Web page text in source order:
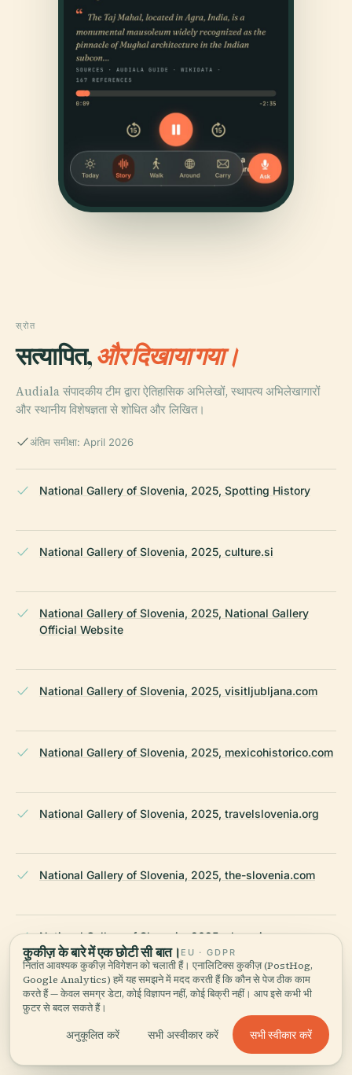
स्रोत
सत्यापित,और दिखाया गया।
Audiala संपादकीय टीम द्वारा ऐतिहासिक अभिलेखों, स्थापत्य अभिलेखागारों
और स्थानीय विशेषज्ञता से शोधित और लिखित।
अंतिम समीक्षा: April 2026
National Gallery of Slovenia, 2025, Spotting History
National Gallery of Slovenia, 2025, culture.si
National Gallery of Slovenia, 2025, National Gallery
Official Website
National Gallery of Slovenia, 2025, visitljubljana.com
National Gallery of Slovenia, 2025, mexicohistorico.com
National Gallery of Slovenia, 2025, travelslovenia.org
National Gallery of Slovenia, 2025, the-slovenia.com
National Gallery of Slovenia, 2025, slovenia-
convention.com
Wikipedia — National Gallery of Slovenia
अंतिम समीक्षा:
कुकीज़ के बारे में एक छोटी सी बात। EU · GDPR
नितांत आवश्यक कुकीज़ नेविगेशन को चलाती हैं। एनालिटिक्स कुकीज़ (PostHog,
Google Analytics) हमें यह समझने में मदद करती हैं कि कौन से पेज ठीक काम
करते हैं — केवल समग्र डेटा, कोई विज्ञापन नहीं, कोई बिक्री नहीं। आप इसे कभी भी
फ़ुटर से बदल सकते हैं।
अनुकूलित करें सभी अस्वीकार करें सभी स्वीकार करें